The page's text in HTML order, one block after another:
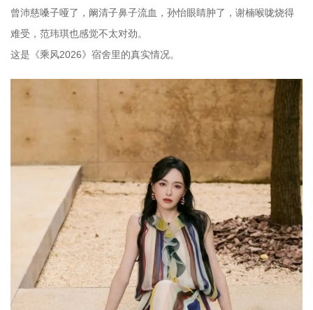
曾沛慈嗓子哑了，阚清子鼻子流血，孙怡眼睛肿了，谢楠喉咙烧得
难受，范玮琪也感觉不太对劲。
这是《乘风2026》宿舍里的真实情况。